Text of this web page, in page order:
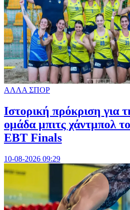
ΑΛΛΑ ΣΠΟΡ
Ιστορική πρόκριση για
ομάδα μπιτς χάντμπολ
EBT Finals
10-08-2026 09:29